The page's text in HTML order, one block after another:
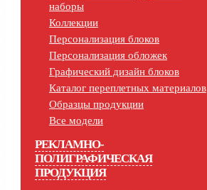
наборы
Коллекции
Персонализация блоков
Персонализация обложек
Графический дизайн блоков
Каталог переплетных материалов
Образцы продукции
Все модели
РЕКЛАМНО-
ПОЛИГРАФИЧЕСКАЯ
ПРОДУКЦИЯ